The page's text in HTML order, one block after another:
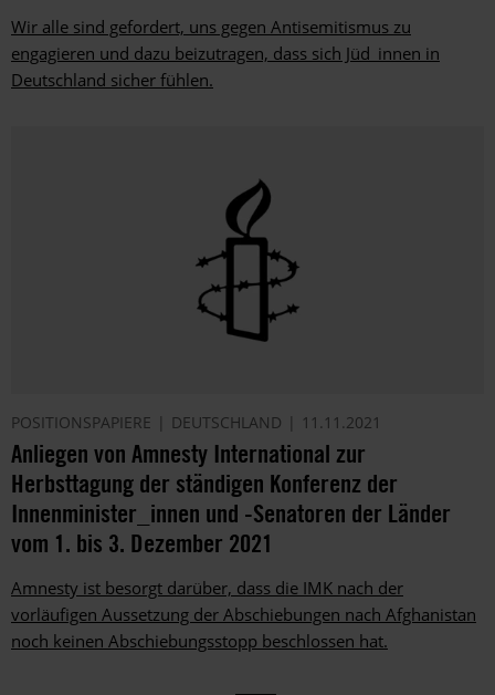
Wir alle sind gefordert, uns gegen Antisemitismus zu
engagieren und dazu beizutragen, dass sich Jüd_innen in
Deutschland sicher fühlen.
POSITIONSPAPIERE DEUTSCHLAND 11.11.2021
Anliegen von Amnesty International zur
Herbsttagung der ständigen Konferenz der
Innenminister_innen und -Senatoren der Länder
vom 1. bis 3. Dezember 2021
Amnesty ist besorgt darüber, dass die IMK nach der
vorläufigen Aussetzung der Abschiebungen nach Afghanistan
noch keinen Abschiebungsstopp beschlossen hat.